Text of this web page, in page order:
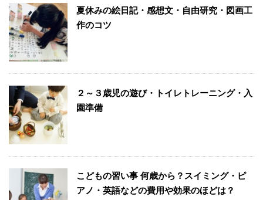
夏休みの絵日記・感想文・自由研究・図画工
作のコツ
２～３歳児の遊び・トイレトレーニング・入
園準備
こどもの習い事 何歳から？スイミング・ピ
アノ・英語などの費用や効果のほどは？